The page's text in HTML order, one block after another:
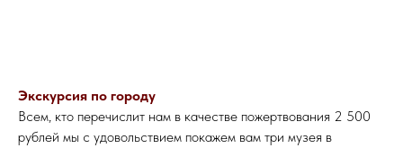
Экскурсия по городу
Всем, кто перечислит нам в качестве пожертвования 2 500
рублей мы с удовольствием покажем вам три музея в